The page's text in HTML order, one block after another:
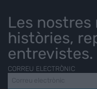
Les nostres
històries,
entrevistes.
CORREU ELECTRÒNIC